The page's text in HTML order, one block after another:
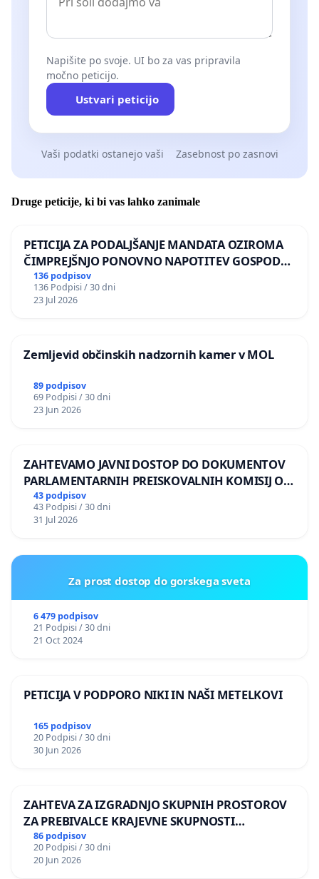
Napišite po svoje. UI bo za vas pripravila
močno peticijo.
Ustvari peticijo
Vaši podatki ostanejo vaši Zasebnost po zasnovi
Druge peticije, ki bi vas lahko zanimale
PETICIJA ZA PODALJŠANJE MANDATA OZIROMA
ČIMPREJŠNJO PONOVNO NAPOTITEV GOSPODA
BERNARDA ŠRAJNERJA NA VELEPOSLANIŠTVO
REPUBLIKE SLOVENIJE V MOSKVI
136 podpisov
136 Podpisi / 30 dni
23 Jul 2026
Zemljevid občinskih nadzornih kamer v MOL
89 podpisov
69 Podpisi / 30 dni
23 Jun 2026
ZAHTEVAMO JAVNI DOSTOP DO DOKUMENTOV
PARLAMENTARNIH PREISKOVALNIH KOMISIJ O
ILEGALNI TRGOVINI Z OROŽJEM
43 podpisov
43 Podpisi / 30 dni
31 Jul 2026
Za prost dostop do gorskega sveta
6 479 podpisov
21 Podpisi / 30 dni
21 Oct 2024
PETICIJA V PODPORO NIKI IN NAŠI METELKOVI
165 podpisov
20 Podpisi / 30 dni
30 Jun 2026
ZAHTEVA ZA IZGRADNJO SKUPNIH PROSTOROV
ZA PREBIVALCE KRAJEVNE SKUPNOSTI
PRESTRANEK
86 podpisov
20 Podpisi / 30 dni
20 Jun 2026